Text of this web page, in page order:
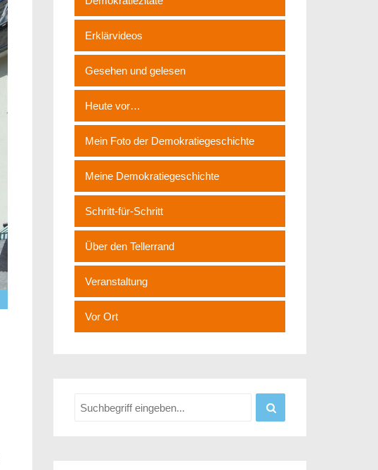
Erklärvideos
Gesehen und gelesen
Heute vor…
Mein Foto der Demokratiegeschichte
Meine Demokratiegeschichte
Schritt-für-Schritt
Über den Tellerrand
Veranstaltung
Vor Ort